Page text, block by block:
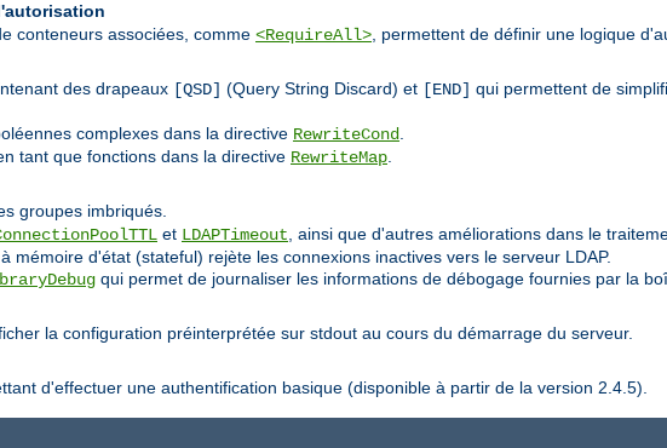
conteneurs associées, comme <RequireAll>, permettent de définir une logique
des drapeaux [QSD] (Query String Discard) et [END] qui permettent de
complexes dans la directive RewriteCond.
tant que fonctions dans la directive RewriteMap.
groupes imbriqués.
et LDAPTimeout, ainsi que d'autres améliorations dans le
mémoire d'état (stateful) rejète les connexions inactives vers le serveur LDAP.
qui permet de journaliser les informations de débogage fournies par la
la configuration préinterprétée sur stdout au cours du démarrage du serveur.
d'effectuer une authentification basique (disponible à partir de la version 2.4.5).